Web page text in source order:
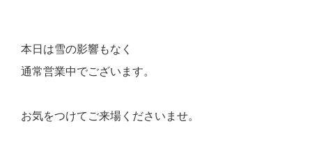
本日は雪の影響もなく
通常営業中でございます。
お気をつけてご来場くださいませ。